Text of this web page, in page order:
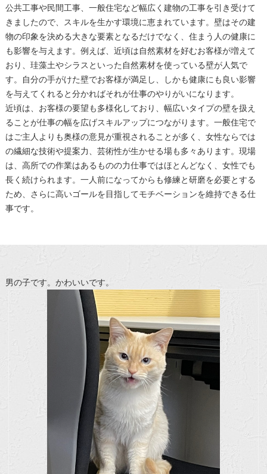
公共工事や民間工事、一般住宅など幅広く建物の工事を引き受けて
きましたので、スキルを生かす環境に恵まれています。壁はその建
物の印象を決める大きな要素となるだけでなく、住まう人の健康に
も影響を与えます。例えば、近頃は自然素材を好むお客様が増えて
おり、珪藻土やシラスといった自然素材を使っている壁が人気で
す。自分の手がけた壁でお客様が満足し、しかも健康にも良い影響
を与えてくれると分かればそれが仕事のやりがいになります。
近頃は、お客様の要望も多様化しており、幅広いタイプの壁を扱え
ることが仕事の幅を広げスキルアップにつながります。一般住宅で
はご主人よりも奥様の意見が重視されることが多く、女性ならでは
の繊細な技術や提案力、芸術性が生かせる場も多々あります。現場
は、高所での作業はあるものの力仕事ではほとんどなく、女性でも
長く続けられます。一人前になってからも修練と研磨を必要とする
ため、さらに高いゴールを目指してモチベーションを維持できる仕
事です。
男の子です。かわいいです。